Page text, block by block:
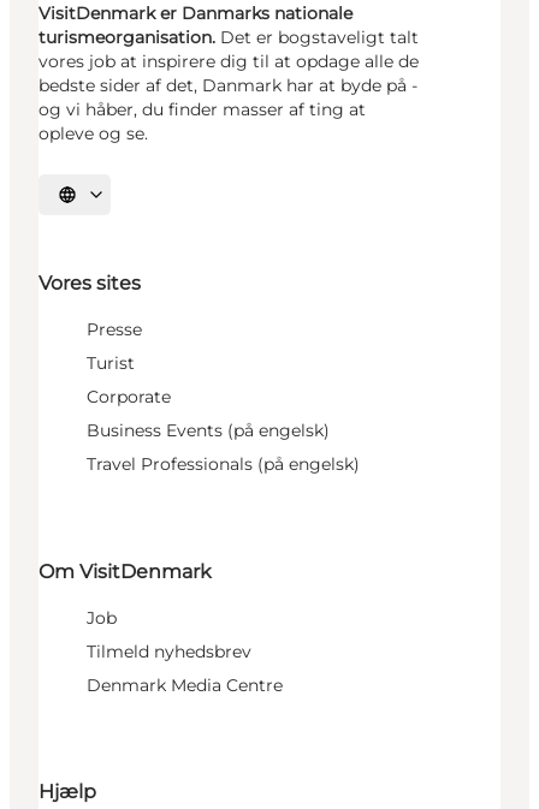
VisitDenmark er Danmarks nationale
turismeorganisation. Det er bogstaveligt talt
vores job at inspirere dig til at opdage alle de
bedste sider af det, Danmark har at byde på -
og vi håber, du finder masser af ting at
opleve og se.
Vælg sprog
Vores sites
Presse
Turist
Corporate
Business Events (på engelsk)
Travel Professionals (på engelsk)
Om VisitDenmark
Job
Tilmeld nyhedsbrev
Denmark Media Centre
Hjælp